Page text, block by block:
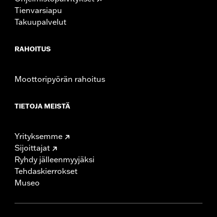
Tienvarsiapu
Takuupalvelut
RAHOITUS
Moottoripyörän rahoitus
TIETOJA MEISTÄ
Yrityksemme
Sijoittajat
Ryhdy jälleenmyyjäksi
Tehdaskierrokset
Museo